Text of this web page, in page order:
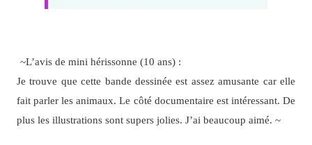
~L’avis de mini hérissonne (10 ans) :
Je trouve que cette bande dessinée est assez amusante car elle
fait parler les animaux. Le côté documentaire est intéressant. De
plus les illustrations sont supers jolies. J’ai beaucoup aimé. ~